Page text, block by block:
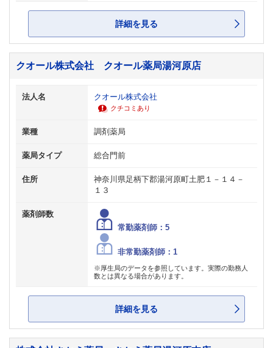
詳細を見る
クオール株式会社 クオール薬局湯河原店
法人名 クオール株式会社
クチコミあり
業種 調剤薬局
薬局タイプ 総合門前
住所
神奈川県足柄下郡湯河原町土肥１－１４－
１３
薬剤師数
常勤薬剤師：5
非常勤薬剤師：1
※厚生局のデータを参照しています。実際の勤務人
数とは異なる場合があります。
詳細を見る